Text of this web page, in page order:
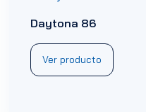
Daytona 86
Ver producto